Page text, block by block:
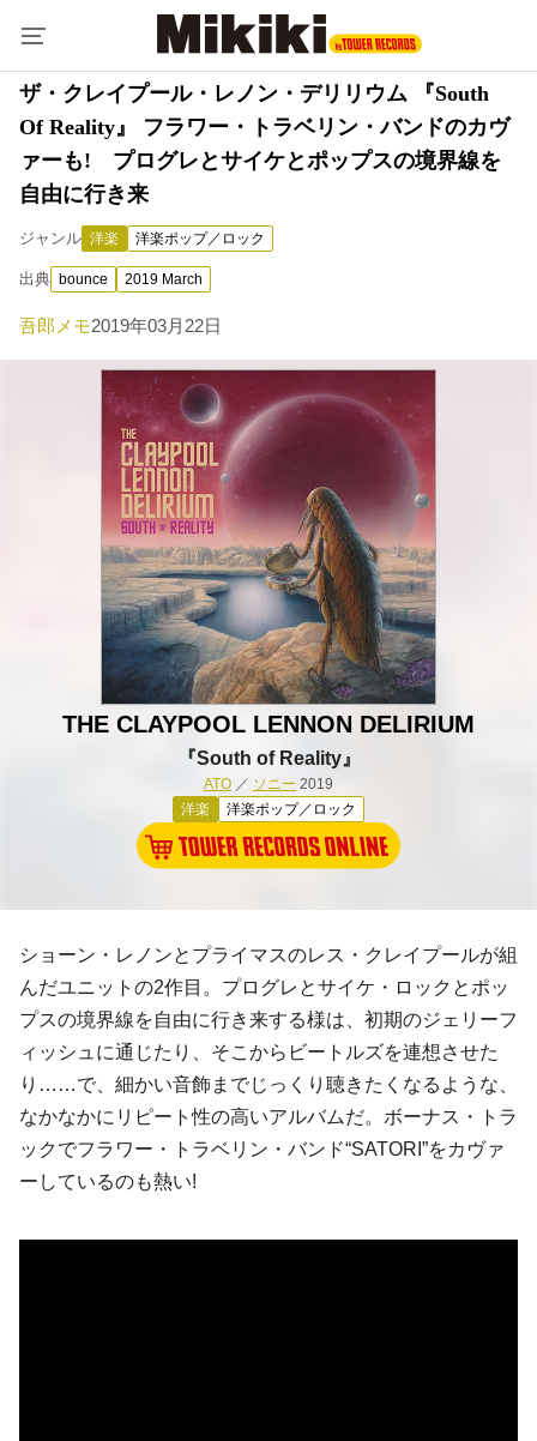
ザ・クレイプール・レノン・デリリウム 『South
Of Reality』 フラワー・トラベリン・バンドのカヴ
ァーも! プログレとサイケとポップスの境界線を
自由に行き来
ジャンル 洋楽 洋楽ポップ／ロック
出典 bounce 2019 March
吾郎メモ2019年03月22日
THE CLAYPOOL LENNON DELIRIUM
『South of Reality』
ATO ／ ソニー 2019
洋楽
洋楽ポップ／ロック
ショーン・レノンとプライマスのレス・クレイプールが組
んだユニットの2作目。プログレとサイケ・ロックとポッ
プスの境界線を自由に行き来する様は、初期のジェリーフ
ィッシュに通じたり、そこからビートルズを連想させた
り……で、細かい音飾までじっくり聴きたくなるような、
なかなかにリピート性の高いアルバムだ。ボーナス・トラ
ックでフラワー・トラベリン・バンド“SATORI”をカヴァ
ーしているのも熱い!